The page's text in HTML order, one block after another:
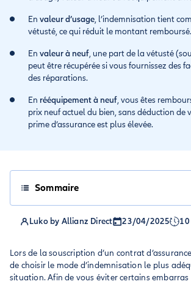
En valeur d’usage, l’indemnisation tient
vétusté, ce qui réduit le montant remboursé.
En valeur à neuf, une part de la vétusté
peut être récupérée si vous fournissez des
des réparations.
En rééquipement à neuf, vous êtes
prix neuf actuel du bien, sans déduction de
prime d’assurance est plus élevée.
Sommaire
Luko by Allianz Direct 23/04/2025
Lors de la souscription d’un contrat
de choisir le mode d’indemnisation le plus
situation. Afin de vous éviter certains embarras